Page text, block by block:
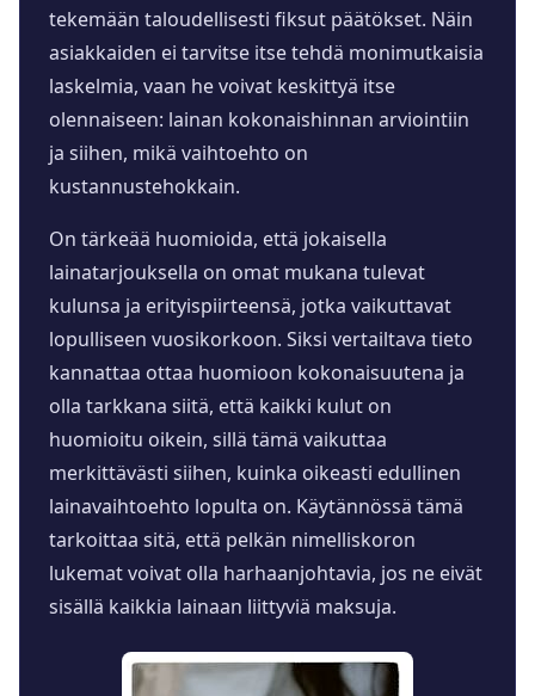
tekemään taloudellisesti fiksut päätökset. Näin
asiakkaiden ei tarvitse itse tehdä monimutkaisia
laskelmia, vaan he voivat keskittyä itse
olennaiseen: lainan kokonaishinnan arviointiin
ja siihen, mikä vaihtoehto on
kustannustehokkain.
On tärkeää huomioida, että jokaisella
lainatarjouksella on omat mukana tulevat
kulunsa ja erityispiirteensä, jotka vaikuttavat
lopulliseen vuosikorkoon. Siksi vertailtava tieto
kannattaa ottaa huomioon kokonaisuutena ja
olla tarkkana siitä, että kaikki kulut on
huomioitu oikein, sillä tämä vaikuttaa
merkittävästi siihen, kuinka oikeasti edullinen
lainavaihtoehto lopulta on. Käytännössä tämä
tarkoittaa sitä, että pelkän nimelliskoron
lukemat voivat olla harhaanjohtavia, jos ne eivät
sisällä kaikkia lainaan liittyviä maksuja.